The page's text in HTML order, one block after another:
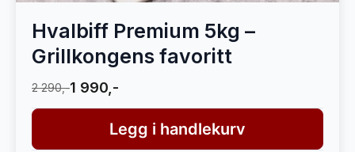
Hvalbiff Premium 5kg –
Grillkongens favoritt
2 290,-1 990,-
Legg i handlekurv